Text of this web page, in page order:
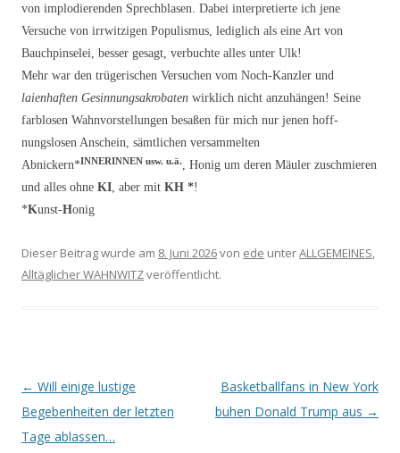
von implodierenden Sprechblasen. Dabei interpretierte ich jene
Versuche von irrwitzigen Populismus, lediglich als eine Art von
Bauchpinselei, besser gesagt, verbuchte alles unter Ulk!
Mehr war den trügerischen Versuchen vom Noch-Kanzler und
laienhaften Gesinnungsakrobaten wirklich nicht anzuhängen! Seine
farblosen Wahnvorstellungen besaßen für mich nur jenen hoff­
nungslosen Anschein, sämtlichen versammelten
Abnickern*INNERINNEN usw. u.ä.
Honig um deren Mäu­ler zuschmieren
und alles ohne KI , aber mit KH *!
*Kunst-Honig
Dieser Beitrag wurde am 8. Juni 2026von ede unterALLGEMEINES,
Alltäglicher WAHNWITZveröffentlicht.
Beitrags-
Navigation
← Will einige lustige
Begebenheiten der letzten
Tage ablassen…
Basketballfans in New York
buhen Donald Trump aus →